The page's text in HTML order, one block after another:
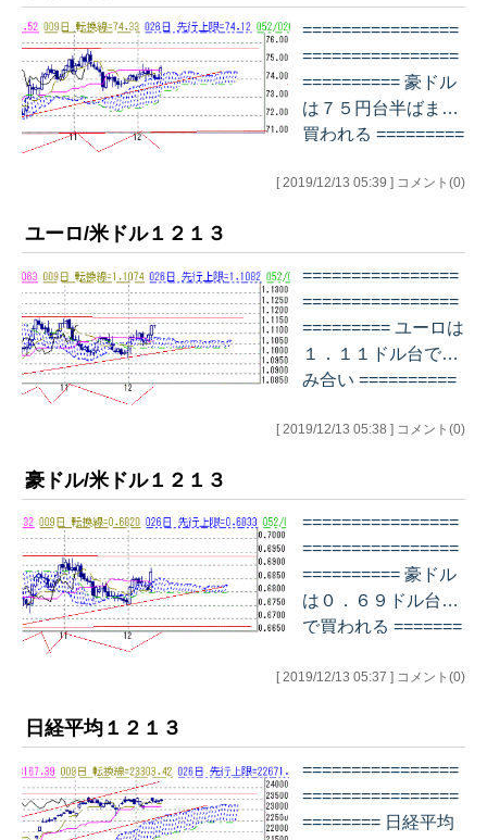
================
================
========== 豪ドル
は７５円台半ばまで
買われる =========
================
[ 2019/12/13 05:39 ] コメント(0)
ユーロ/米ドル１２１３
================
================
========= ユーロは
１．１１ドル台で揉
み合い ==========
===============
[ 2019/12/13 05:38 ] コメント(0)
豪ドル/米ドル１２１３
================
================
========== 豪ドル
は０．６９ドル台ま
で買われる =======
================
[ 2019/12/13 05:37 ] コメント(0)
日経平均１２１３
================
================
======== 日経平均